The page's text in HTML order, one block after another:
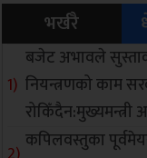
भर्खरै
बजेट अभावले
नियन्त्रणको काम
रोकिँदैन:मुख्यमन्त्री
कपिलवस्तुका